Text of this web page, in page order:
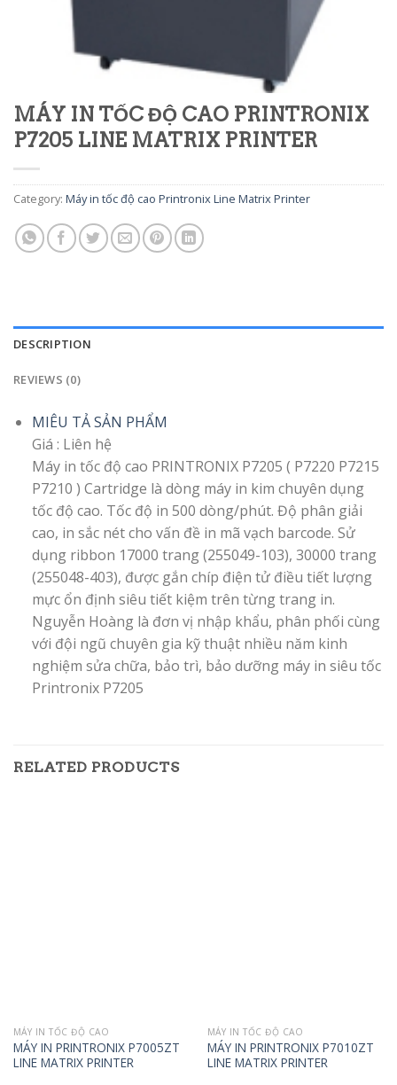
MÁY IN TỐC ĐỘ CAO PRINTRONIX
P7205 LINE MATRIX PRINTER
Category: Máy in tốc độ cao Printronix Line Matrix Printer
DESCRIPTION
REVIEWS (0)
MIÊU TẢ SẢN PHẨM
Giá : Liên hệ
Máy in tốc độ cao PRINTRONIX P7205 ( P7220 P7215
P7210 ) Cartridge là dòng máy in kim chuyên dụng
tốc độ cao. Tốc độ in 500 dòng/phút. Độ phân giải
cao, in sắc nét cho vấn đề in mã vạch barcode. Sử
dụng ribbon 17000 trang (255049-103), 30000 trang
(255048-403), được gắn chíp điện tử điều tiết lượng
mực ổn định siêu tiết kiệm trên từng trang in.
Nguyễn Hoàng là đơn vị nhập khẩu, phân phối cùng
với đội ngũ chuyên gia kỹ thuật nhiều năm kinh
nghiệm sửa chữa, bảo trì, bảo dưỡng máy in siêu tốc
Printronix P7205
RELATED PRODUCTS
MÁY IN TỐC ĐỘ CAO
MÁY IN PRINTRONIX P7005ZT
LINE MATRIX PRINTER
MÁY IN TỐC ĐỘ CAO
MÁY IN PRINTRONIX P7010ZT
LINE MATRIX PRINTER